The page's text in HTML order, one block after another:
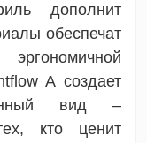
дополнит
обеспечат
A создает
вид –
кто ценит